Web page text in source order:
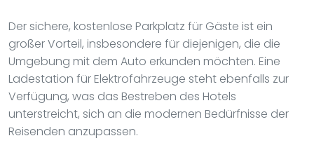
Der sichere, kostenlose Parkplatz für Gäste ist ein
großer Vorteil, insbesondere für diejenigen, die die
Umgebung mit dem Auto erkunden möchten. Eine
Ladestation für Elektrofahrzeuge steht ebenfalls zur
Verfügung, was das Bestreben des Hotels
unterstreicht, sich an die modernen Bedürfnisse der
Reisenden anzupassen.